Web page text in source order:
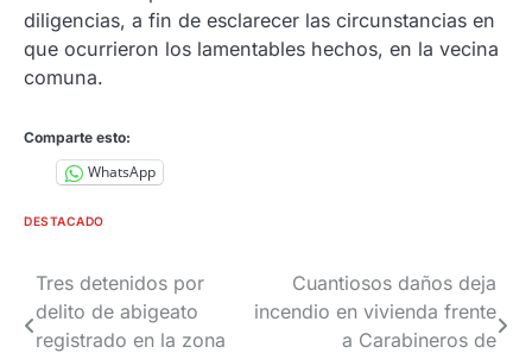
diligencias, a fin de esclarecer las circunstancias en
que ocurrieron los lamentables hechos, en la vecina
comuna.
Comparte esto:
WhatsApp
DESTACADO
Navegación
de
Tres detenidos por
delito de abigeato
registrado en la zona
Cuantiosos daños deja
incendio en vivienda frente
a Carabineros de